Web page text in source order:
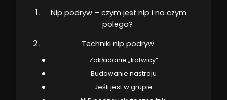
Nlp podryw – czym jest nlp i na czym
polega?
Techniki nlp podryw
Zakładanie „kotwicy”
Budowanie nastroju
Jeśli jest w grupie